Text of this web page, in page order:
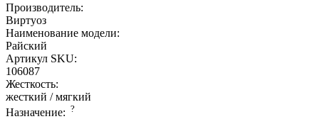
Производитель:
Виртуоз
Наименование модели:
Райский
Артикул SKU:
106087
Жесткость:
жесткий / мягкий
Назначение: ?